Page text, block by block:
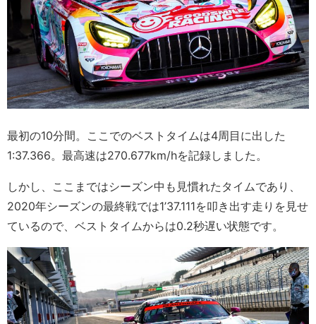
最初の10分間。ここでのベストタイムは4周目に出した
1:37.366。最高速は270.677km/hを記録しました。
しかし、ここまではシーズン中も見慣れたタイムであり、
2020年シーズンの最終戦では1’37.111を叩き出す走りを見せ
ているので、ベストタイムからは0.2秒遅い状態です。